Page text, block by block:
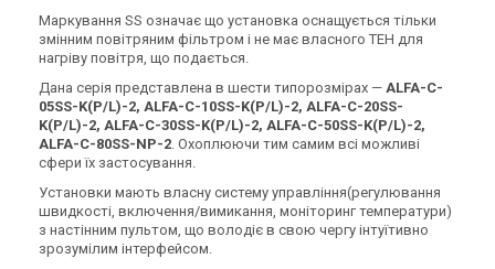
Ціна
Ціна за запитом
Купити Купити
Під замовлення Залишити відгук Під замовлення Залишити відгук
Маркування SS означає що установка оснащується тільки
змінним повітряним фільтром і не має власного ТЕН для
нагріву повітря, що подається.
Дана серія представлена в шести типорозмірах — ALFA-C-
05SS-K(P/L)-2, ALFA-C-10SS-K(P/L)-2, ALFA-C-20SS-
K(P/L)-2, ALFA-C-30SS-K(P/L)-2, ALFA-C-50SS-K(P/L)-2,
ALFA-C-80SS-NP-2. Охоплюючи тим самим всі можливі
сфери їх застосування.
Установки мають власну систему управління(регулювання
швидкості, включення/вимикання, моніторинг температури)
з настінним пультом, що володіє в свою чергу інтуїтивно
зрозумілим інтерфейсом.